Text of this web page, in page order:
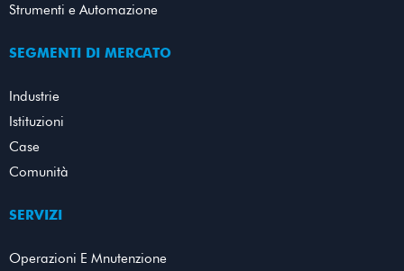
Strumenti e Automazione
SEGMENTI DI MERCATO
Industrie
Istituzioni
Case
Comunità
SERVIZI
Operazioni E Mnutenzione